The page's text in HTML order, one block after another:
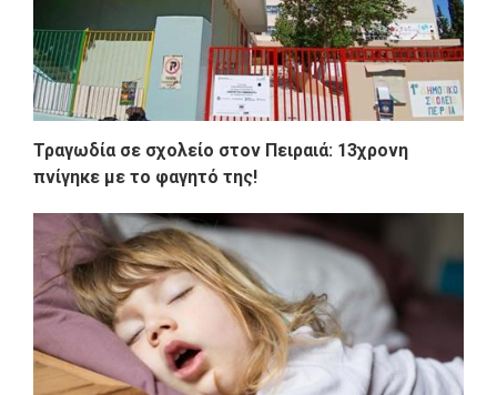
Τραγωδία σε σχολείο στον Πειραιά: 13χρονη
πνίγηκε με το φαγητό της!